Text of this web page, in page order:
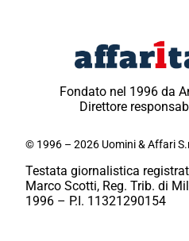
Fondato nel 1996 da
Direttore
© 1996 – 2026 Uomini & Affari
Testata giornalistica
Marco Scotti, Reg. Trib. di
1996 – P.I. 11321290154